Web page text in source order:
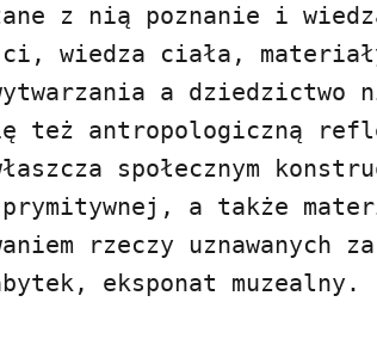
z nią poznanie i
wiedza ciała,
a dziedzictwo
też antropologiczną
społecznym
a także
rzeczy uznawanych
eksponat muzealny.